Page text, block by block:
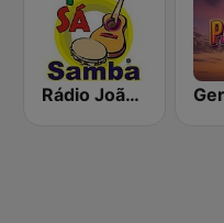
Rádio João Sá Samba